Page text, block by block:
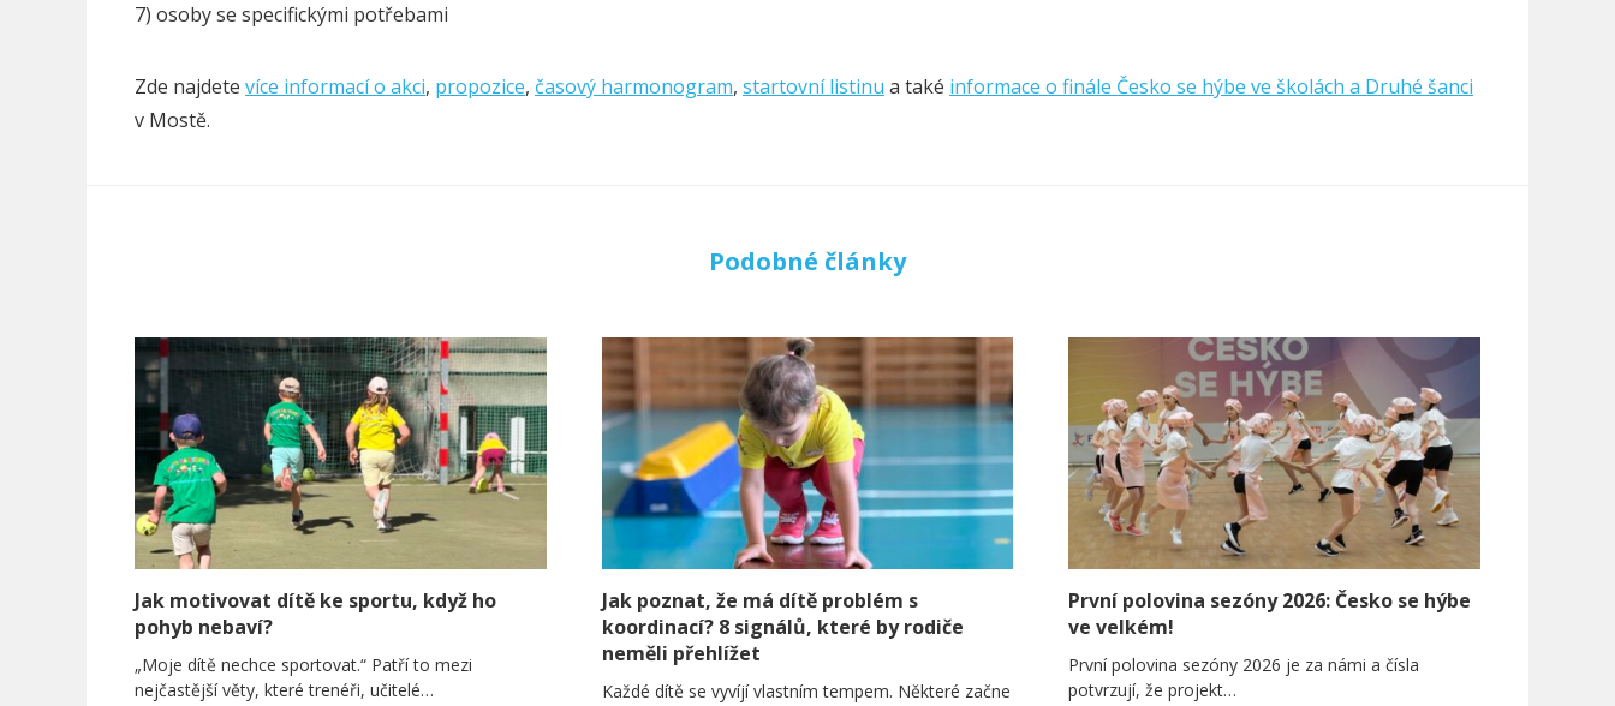
7) osoby se specifickými potřebami
Zde najdete více informací o akci, propozice, časový harmonogram, startovní listinu a také informace o finále Česko se hýbe ve školách a Druhé šanci
v Mostě.
Podobné články
Jak motivovat dítě ke sportu, když ho
pohyb nebaví?
„Moje dítě nechce sportovat.“ Patří to mezi
nejčastější věty, které trenéři, učitelé…
Jak poznat, že má dítě problém s
koordinací? 8 signálů, které by rodiče
neměli přehlížet
Každé dítě se vyvíjí vlastním tempem. Některé začne
První polovina sezóny 2026: Česko se hýbe
ve velkém!
První polovina sezóny 2026 je za námi a čísla
potvrzují, že projekt…